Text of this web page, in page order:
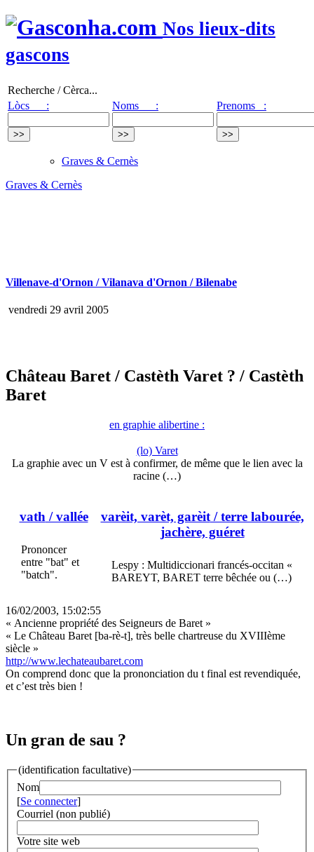
Nos lieux-dits
gascons
Recherche / Cèrca...
Lòcs :
Noms : Prenoms :
Graves & Cernès
Graves & Cernès
Villenave-d'Ornon / Vilanava d'Ornon / Bilenabe
vendredi 29 avril 2005
Château Baret / Castèth Varet ? / Castèth
Baret
en graphie alibertine :
(lo) Varet
La graphie avec un V est à confirmer, de même que le lien avec la
racine (…)
vath / vallée
Prononcer
entre "bat" et
"batch".
varèit, varèt, garèit/ terre labourée,
jachère, guéret
Lespy : Multidiccionari francés-occitan «
BAREYT, BARET terre bêchée ou (…)
16/02/2003, 15:02:55
« Ancienne propriété des Seigneurs de Baret »
« Le Château Baret [ba-rè-t], très belle chartreuse du XVIIIème
siècle »
http://www.lechateaubaret.com
On comprend donc que la prononciation du t final est revendiquée,
et c’est très bien !
Un gran de sau ?
(identification facultative)
Nom
[Se connecter]
Courriel (non publié)
Votre site web